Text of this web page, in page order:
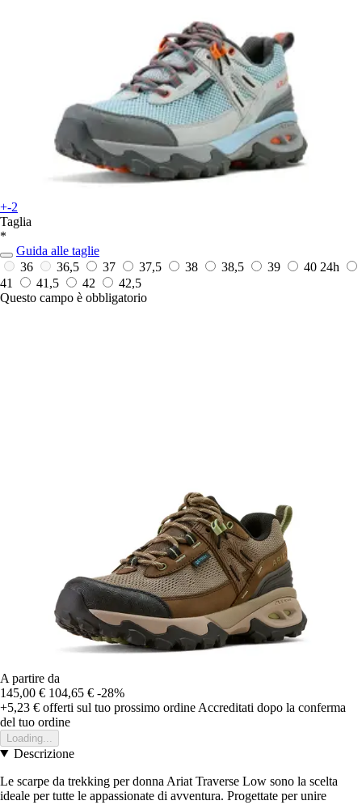
+-2
Taglia
*
Guida alle taglie
36
36,5 37 37,5 38 38,5 39 40 24h
41
41,5 42
42,5
Questo campo è obbligatorio
A partire da
145,00 € 104,65 € -28%
+5,23 € offerti sul tuo prossimo ordine Accreditati dopo la conferma
del tuo ordine
Loading...
Descrizione
Le scarpe da trekking per donna Ariat Traverse Low sono la scelta
ideale per tutte le appassionate di avventura. Progettate per unire